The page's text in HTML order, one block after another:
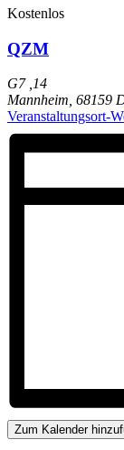
Kostenlos
QZM
G7 ,14
Mannheim 68159
Veranstaltungsort-
Zum Kalender